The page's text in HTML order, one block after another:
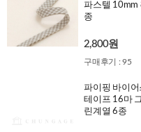
파스텔 10mm
종
2,800원
구매후기 : 95
파이핑 바이어
테이프 16마
린계열 6종